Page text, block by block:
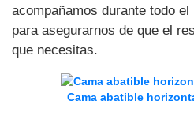
acompañamos durante todo
para asegurarnos de que el
que necesitas.
Cama abatible